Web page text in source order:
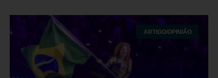
ARTIGO/OPINIÃO